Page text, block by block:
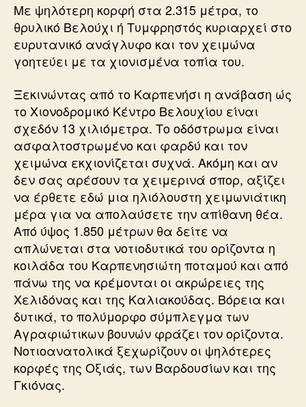
Με ψηλότερη κορφή στα 2.315 μέτρα, το
θρυλικό Βελούχι ή Τυμφρηστός κυριαρχεί στο
ευρυτανικό ανάγλυφο και τον χειμώνα
γοητεύει με τα χιονισμένα τοπία του.
Ξεκινώντας από το Καρπενήσι η ανάβαση ώς
το Χιονοδρομικό Κέντρο Βελουχίου είναι
σχεδόν 13 χιλιόμετρα. Το οδόστρωμα είναι
ασφαλτοστρωμένο και φαρδύ και τον
χειμώνα εκχιονίζεται συχνά. Ακόμη και αν
δεν σας αρέσουν τα χειμερινά σπορ, αξίζει
να έρθετε εδώ μια ηλιόλουστη χειμωνιάτικη
μέρα για να απολαύσετε την απίθανη θέα.
Από ύψος 1.850 μέτρων θα δείτε να
απλώνεται στα νοτιοδυτικά του ορίζοντα η
κοιλάδα του Καρπενησιώτη ποταμού και από
πάνω της να κρέμονται οι ακρώρειες της
Χελιδόνας και της Καλιακούδας. Βόρεια και
δυτικά, το πολύμορφο σύμπλεγμα των
Αγραφιώτικων βουνών φράζει τον ορίζοντα.
Νοτιοανατολικά ξεχωρίζουν οι ψηλότερες
κορφές της Οξιάς, των Βαρδουσίων και της
Γκιόνας.